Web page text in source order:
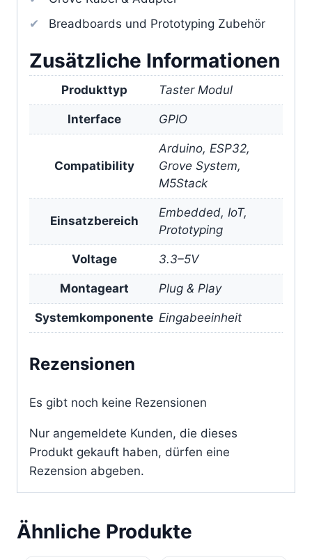
Breadboards und Prototyping Zubehör
Zusätzliche Informationen
Produkttyp Taster Modul
Interface GPIO
Compatibility
Arduino, ESP32,
Grove System,
M5Stack
Einsatzbereich
Embedded, IoT,
Prototyping
Voltage 3.3–5V
Montageart Plug & Play
Systemkomponente Eingabeeinheit
Rezensionen
Es gibt noch keine Rezensionen
Nur angemeldete Kunden, die dieses
Produkt gekauft haben, dürfen eine
Rezension abgeben.
Ähnliche Produkte